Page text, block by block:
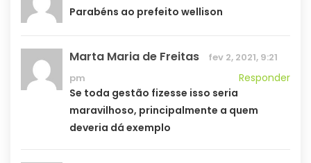
Parabéns ao prefeito wellison
Marta Maria de Freitas
fev 2, 2021, 9:21
pm
Responder
Se toda gestão fizesse isso seria
maravilhoso, principalmente a quem
deveria dá exemplo